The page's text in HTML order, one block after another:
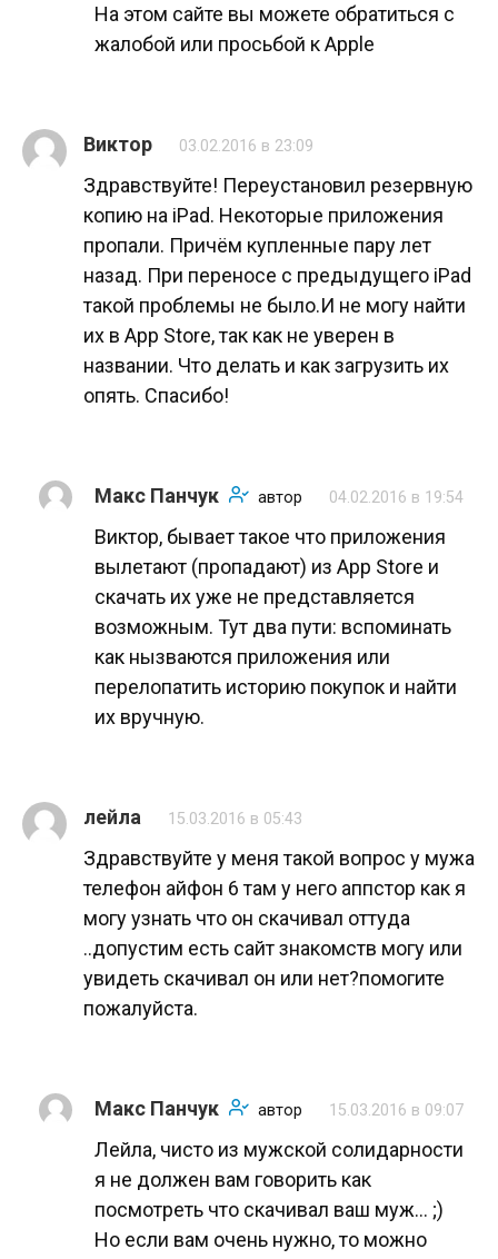
На этом сайте вы можете обратиться с
жалобой или просьбой к Apple
Виктор 03.02.2016 в 23:09
Здравствуйте! Переустановил резервную
копию на iPad. Некоторые приложения
пропали. Причём купленные пару лет
назад. При переносе с предыдущего iPad
такой проблемы не было.И не могу найти
их в App Store, так как не уверен в
названии. Что делать и как загрузить их
опять. Спасибо!
Макс Панчук автор 04.02.2016 в 19:54
Виктор, бывает такое что приложения
вылетают (пропадают) из App Store и
скачать их уже не представляется
возможным. Тут два пути: вспоминать
как нызваются приложения или
перелопатить историю покупок и найти
их вручную.
лейла 15.03.2016 в 05:43
Здравствуйте у меня такой вопрос у мужа
телефон айфон 6 там у него аппстор как я
могу узнать что он скачивал оттуда
..допустим есть сайт знакомств могу или
увидеть скачивал он или нет?помогите
пожалуйста.
Макс Панчук автор 15.03.2016 в 09:07
Лейла, чисто из мужской солидарности
я не должен вам говорить как
посмотреть что скачивал ваш муж… ;)
Но если вам очень нужно, то можно